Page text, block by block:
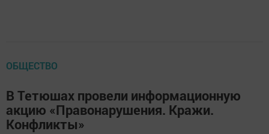
ОБЩЕСТВО
В Тетюшах провели информационную
акцию «Правонарушения. Кражи.
Конфликты»